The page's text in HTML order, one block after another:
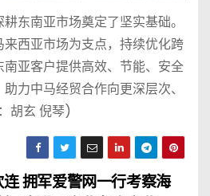
东南亚市场奠定了坚实基础。
西亚市场为支点，持续优化跨
亚客户提供高效、节能、安全
力中马经贸合作向更深层次、
胡玄 倪琴)
拥军爱警网一行考察海
连